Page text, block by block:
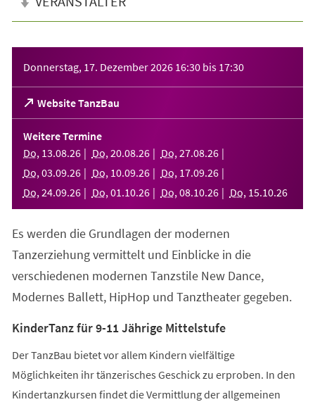
Donnerstag, 17. Dezember 2026 16:30 bis 17:30
Website TanzBau
(Öffnet
in
einem
neuen
Tab)
Weitere Termine
Do, 13.08.26 Do, 20.08.26 Do, 27.08.26
Do, 03.09.26 Do, 10.09.26 Do, 17.09.26
Do, 24.09.26 Do, 01 .10.26 Do, 08.10.26 Do, 15.10.26
Es werden die Grundlagen der modernen
Tanzerziehung vermittelt und Einblicke in die
verschiedenen modernen Tanzstile New Dance,
Modernes Ballett, HipHop und Tanztheater gegeben.
KinderTanz für 9-11 Jährige Mittelstufe
Der TanzBau bietet vor allem Kindern vielfältige
Möglichkeiten ihr tänzerisches Geschick zu erproben. In den
Kindertanzkursen findet die Vermittlung der allgemeinen